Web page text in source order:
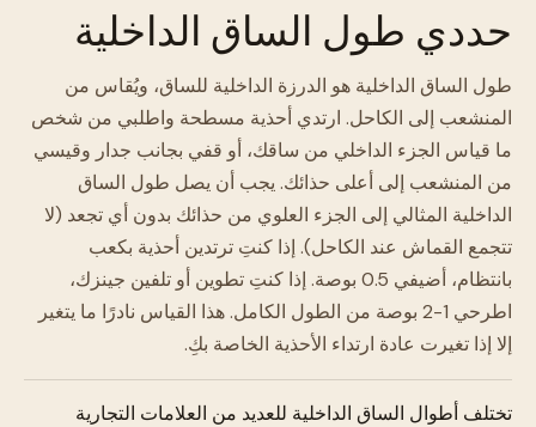
حددي طول الساق الداخلية
طول الساق الداخلية هو الدرزة الداخلية للساق، ويُقاس من
المنشعب إلى الكاحل. ارتدي أحذية مسطحة واطلبي من شخص
ما قياس الجزء الداخلي من ساقك، أو قفي بجانب جدار وقيسي
من المنشعب إلى أعلى حذائك. يجب أن يصل طول الساق
الداخلية المثالي إلى الجزء العلوي من حذائك بدون أي تجعد (لا
تتجمع القماش عند الكاحل). إذا كنتِ ترتدين أحذية بكعب
بانتظام، أضيفي 0.5 بوصة. إذا كنتِ تطوين أو تلفين جينزك،
اطرحي 1-2 بوصة من الطول الكامل. هذا القياس نادرًا ما يتغير
إلا إذا تغيرت عادة ارتداء الأحذية الخاصة بكِ.
تختلف أطوال الساق الداخلية للعديد من العلامات التجارية